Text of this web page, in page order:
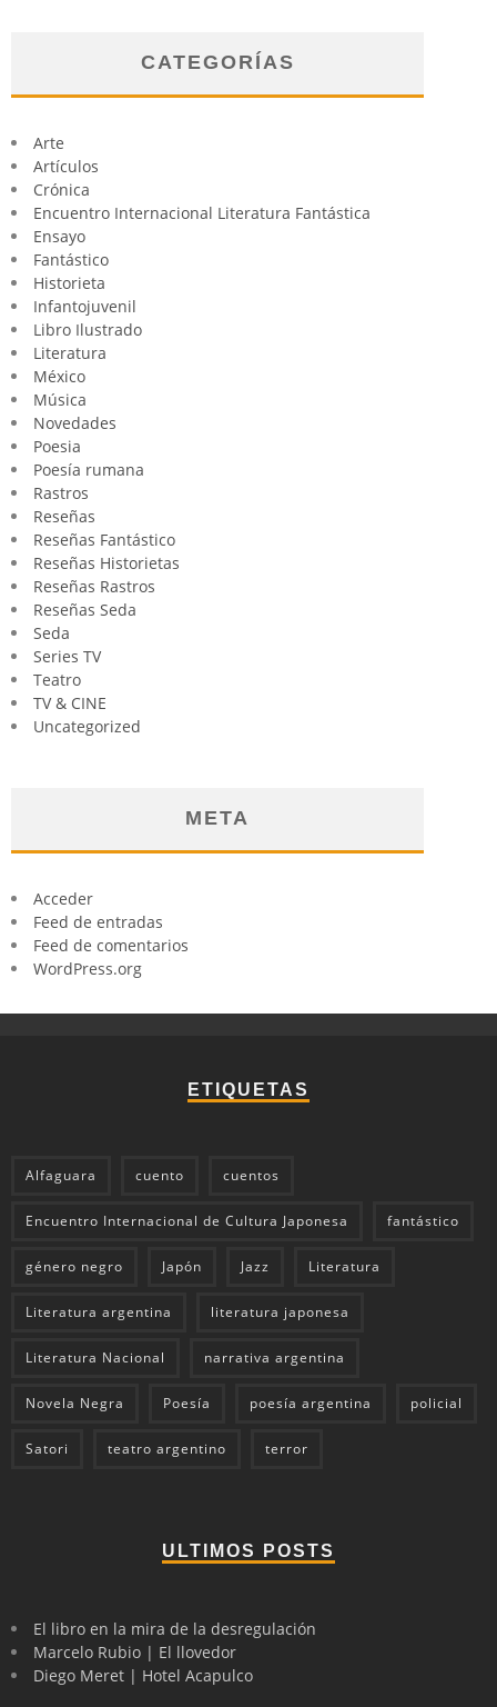
CATEGORÍAS
Arte
Artículos
Crónica
Encuentro Internacional Literatura Fantástica
Ensayo
Fantástico
Historieta
Infantojuvenil
Libro Ilustrado
Literatura
México
Música
Novedades
Poesia
Poesía rumana
Rastros
Reseñas
Reseñas Fantástico
Reseñas Historietas
Reseñas Rastros
Reseñas Seda
Seda
Series TV
Teatro
TV & CINE
Uncategorized
META
Acceder
Feed de entradas
Feed de comentarios
WordPress.org
ETIQUETAS
Alfaguara cuento cuentos
Encuentro Internacional de Cultura Japonesa fantástico
género negro Japón Jazz Literatura
Literatura argentina literatura japonesa
Literatura Nacional narrativa argentina
Novela Negra Poesía poesía argentina policial
Satori teatro argentino terror
ULTIMOS POSTS
El libro en la mira de la desregulación
Marcelo Rubio | El llovedor
Diego Meret | Hotel Acapulco